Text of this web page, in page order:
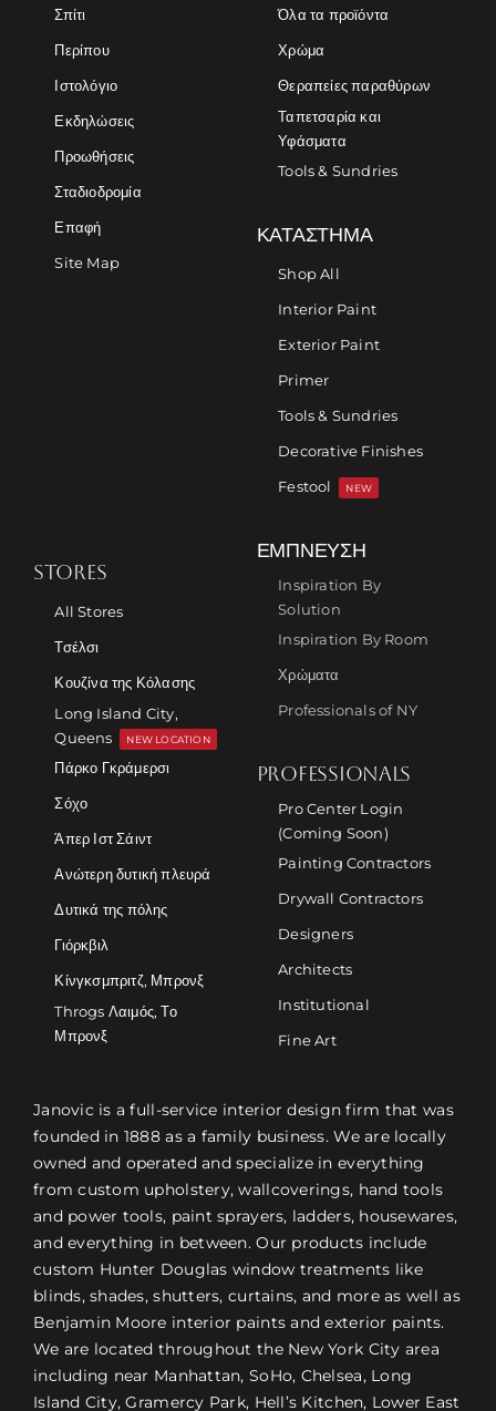
Σπίτι
Περίπου
Ιστολόγιο
Εκδηλώσεις
Προωθήσεις
Σταδιοδρομία
Επαφή
Site Map
Όλα τα προϊόντα
Χρώμα
Θεραπείες παραθύρων
Ταπετσαρία και
Υφάσματα
Tools & Sundries
ΚΑΤΆΣΤΗΜΑ
Shop All
Interior Paint
Exterior Paint
Primer
Tools & Sundries
Decorative Finishes
Festool
NEW
STORES
All Stores
Τσέλσι
Κουζίνα της Κόλασης
Long Island City,
Queens
NEW LOCATION
Πάρκο Γκράμερσι
Σόχο
Άπερ Ιστ Σάιντ
Ανώτερη δυτική πλευρά
Δυτικά της πόλης
Γιόρκβιλ
Κίνγκσμπριτζ, Μπρονξ
Throgs Λαιμός, Το
Μπρονξ
ΈΜΠΝΕΥΣΗ
Inspiration By
Solution
Inspiration By Room
Χρώματα
Professionals of NY
PROFESSIONALS
Pro Center Login
(Coming Soon)
Painting Contractors
Drywall Contractors
Designers
Architects
Institutional
Fine Art
Janovic is a full-service interior design firm that was
founded in 1888 as a family business. We are locally
owned and operated and specialize in everything
from custom upholstery, wallcoverings, hand tools
and power tools, paint sprayers, ladders, housewares,
and everything in between. Our products include
custom Hunter Douglas window treatments like
blinds, shades, shutters, curtains, and more as well as
Benjamin Moore interior paints and exterior paints.
We are located throughout the New York City area
including near Manhattan, SoHo, Chelsea, Long
Island City, Gramercy Park, Hell’s Kitchen, Lower East